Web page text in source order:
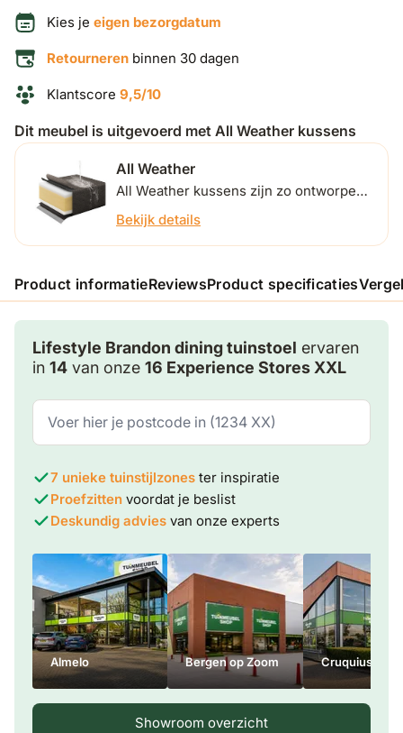
Kies je eigen bezorgdatum
Retourneren binnen 30 dagen
Klantscore 9,5/10
Dit meubel is uitgevoerd met All Weather kussens
All Weather
All Weather kussens zijn zo ontworpen
dat ze bestand zijn tegen alle
liggen.
Bekijk details
Product informatieReviewsProduct specificaties
Lifestyle Brandon dining tuinstoel ervaren
in 14 van onze 16 Experience Stores XXL
7 unieke tuinstijlzones ter inspiratie
Proefzitten voordat je beslist
Deskundig advies van onze experts
Almelo Bergen op Zoom Cruquius
Showroom overzicht